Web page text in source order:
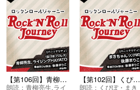
【第106回】青柳亮生とライジングHAYATOのRock’N’Roll Journey
朗読：青柳亮生,ライ
【第102回】くぴぽ・まきちゃんと後藤まりこのRock’N’Roll Journey
朗読： くぴぽ・まき